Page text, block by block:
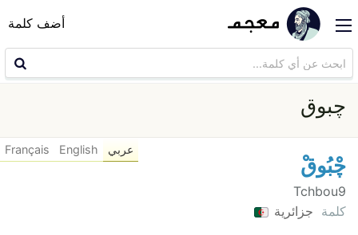
أضف كلمة
چبوق
چْبُوقْ
Tchbou9
كلمة جزائرية
عربي English
Français